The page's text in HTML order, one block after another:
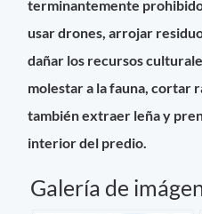
terminantemente
usar drones, arrojar
dañar los recursos
molestar a la fauna, cortar
también extraer leña y
interior del predio.
Galería de